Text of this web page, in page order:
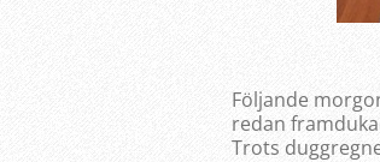
Följande
redan
Trots